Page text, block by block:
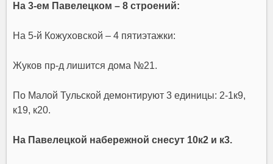
На 3-ем Павелецком – 8 строений:
На 5-й Кожуховской – 4 пятиэтажки:
Жуков пр-д лишится дома №21.
По Малой Тульской демонтируют 3 единицы: 2-1к9,
к19, к20.
На Павелецкой набережной снесут 10к2 и к3.